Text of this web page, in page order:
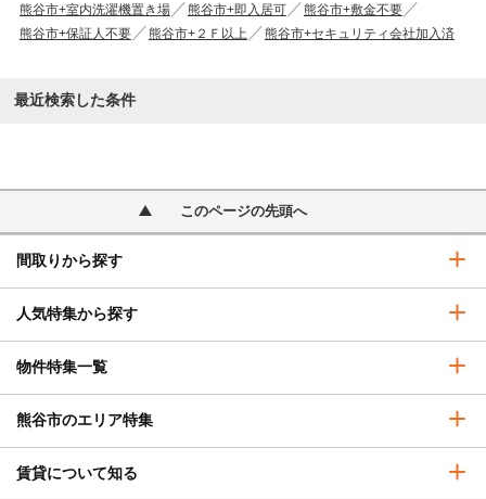
熊谷市+室内洗濯機置き場
熊谷市+即入居可
熊谷市+敷金不要
熊谷市+保証人不要
熊谷市+２Ｆ以上 熊谷市+セキュリティ会社加入済
最近検索した条件
このページの先頭へ
間取りから探す
人気特集から探す
物件特集一覧
熊谷市のエリア特集
賃貸について知る